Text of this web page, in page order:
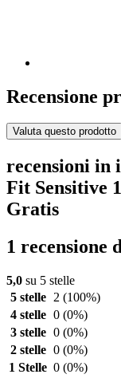
Recensione
Valuta questo prodotto
recensioni in
Fit Sensitive
Gratis
1 recensione
5,0 su 5 stelle
5 stelle
2 (100%)
4 stelle 0 (0%)
3 stelle 0 (0%)
2 stelle 0 (0%)
1 Stelle 0 (0%)